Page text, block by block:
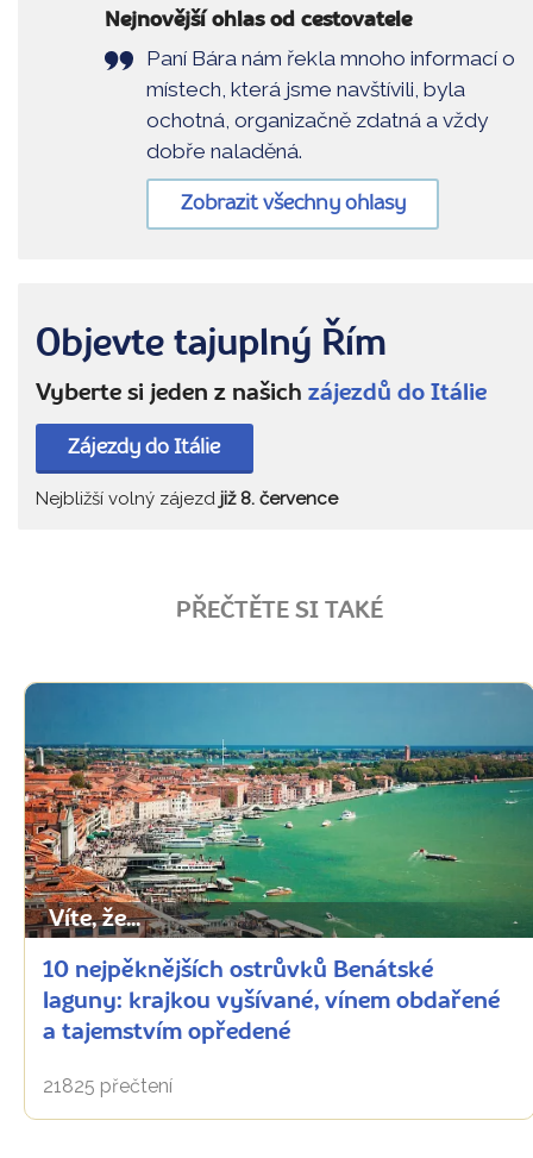
Nejnovější ohlas od cestovatele
Paní Bára nám řekla mnoho informací o
místech, která jsme navštívili, byla
ochotná, organizačně zdatná a vždy
dobře naladěná.
Zobrazit všechny ohlasy
Objevte tajuplný Řím
Vyberte si jeden z našich zájezdů do Itálie
Zájezdy do Itálie
Nejbližší volný zájezd již 8. července
PŘEČTĚTE SI TAKÉ
Víte, že...
10 nejpěknějších ostrůvků Benátské
laguny: krajkou vyšívané, vínem obdařené
a tajemstvím opředené
21825 přečtení